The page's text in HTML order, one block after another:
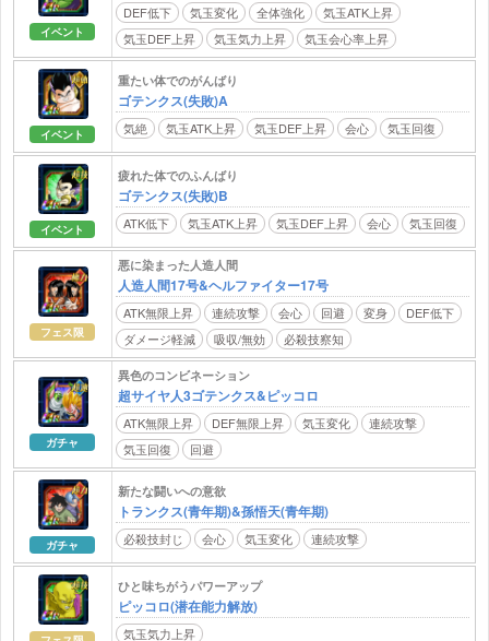
イベント
DEF低下 気玉変化 全体強化
気玉ATK上昇
気玉DEF上昇
気玉気力上昇 気玉会心率上昇
イベント
重たい体でのがんばり
ゴテンクス(失敗)A
気絶 気玉ATK上昇 気玉DEF上昇 会心 気玉回復
イベント
疲れた体でのふんばり
ゴテンクス(失敗)B
ATK低下 気玉ATK上昇 気玉DEF上昇 会心 気玉回復
フェス限
悪に染まった人造人間
人造人間17号&ヘルファイター17号
ATK無限上昇 連続攻撃 会心 回避 変身
DEF低下
ダメージ軽減
吸収/無効 必殺技察知
ガチャ
異色のコンビネーション
超サイヤ人3ゴテンクス&ピッコロ
ATK無限上昇 DEF無限上昇 気玉変化
連続攻撃
気玉回復
回避
ガチャ
新たな闘いへの意欲
トランクス(青年期)&孫悟天(青年期)
必殺技封じ 会心 気玉変化 連続攻撃
ひと味ちがうパワーアップ
ピッコロ(潜在能力解放)
気玉気力上昇